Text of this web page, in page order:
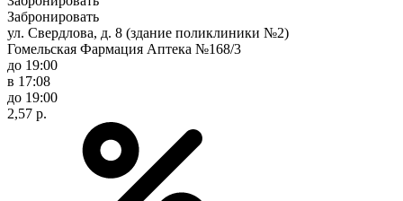
Забронировать
ул. Свердлова, д. 8 (здание поликлиники №2)
Гомельская Фармация Аптека №168/3
до 19:00
в 17:08
до 19:00
2,57 р.